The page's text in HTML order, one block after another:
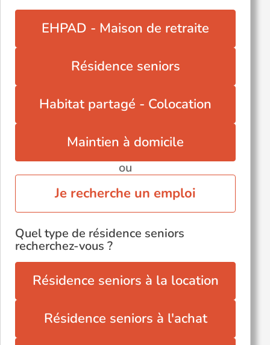
EHPAD - Maison de retraite
Résidence seniors
Habitat partagé - Colocation
Maintien à domicile
ou
Je recherche un emploi
Quel type de résidence seniors
recherchez-vous ?
Résidence seniors à la location
Résidence seniors à l'achat